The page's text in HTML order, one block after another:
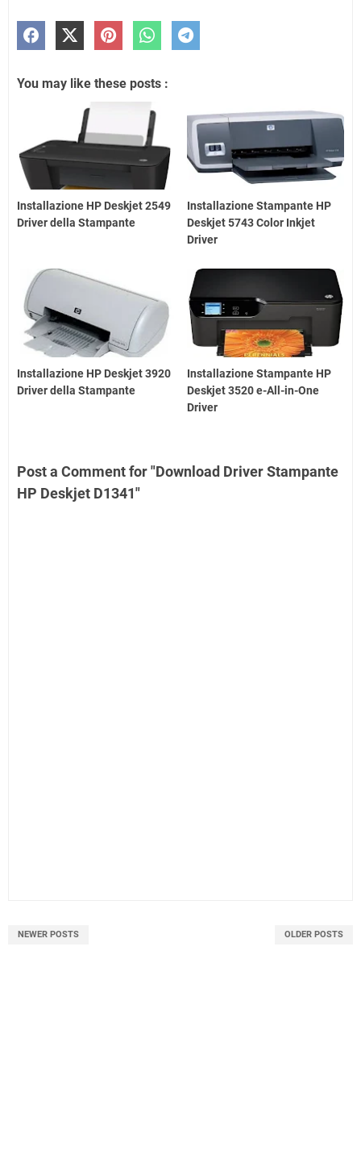
You may like these posts :
Installazione HP Deskjet 2549
Driver della Stampante
Installazione Stampante HP
Deskjet 5743 Color Inkjet
Driver
Installazione HP Deskjet 3920
Driver della Stampante
Installazione Stampante HP
Deskjet 3520 e-All-in-One
Driver
Post a Comment for "Download Driver Stampante
HP Deskjet D1341"
NEWER POSTS OLDER POSTS